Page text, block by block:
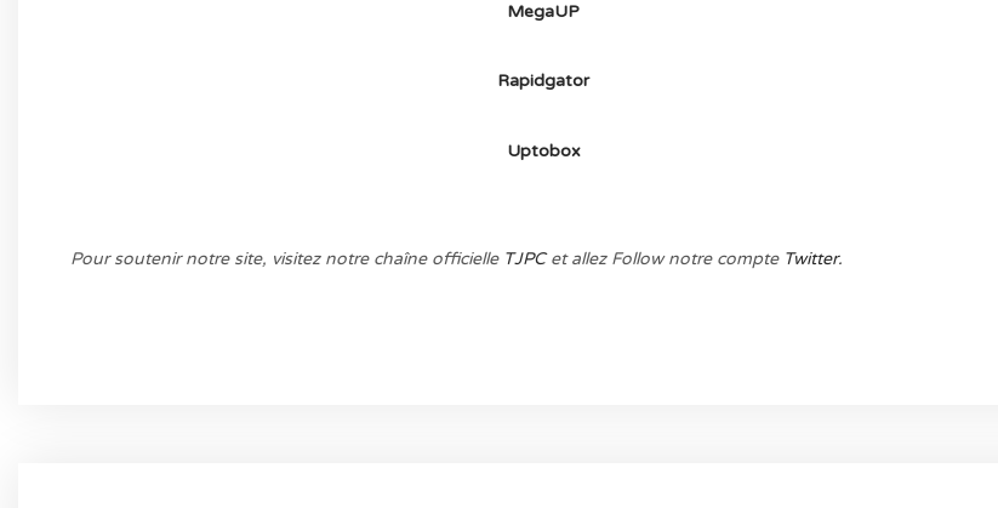
MegaUP
Rapidgator
Uptobox
Pour soutenir notre site, visitez notre chaîne officielle TJPCet allez Follow notre compte Twitter.